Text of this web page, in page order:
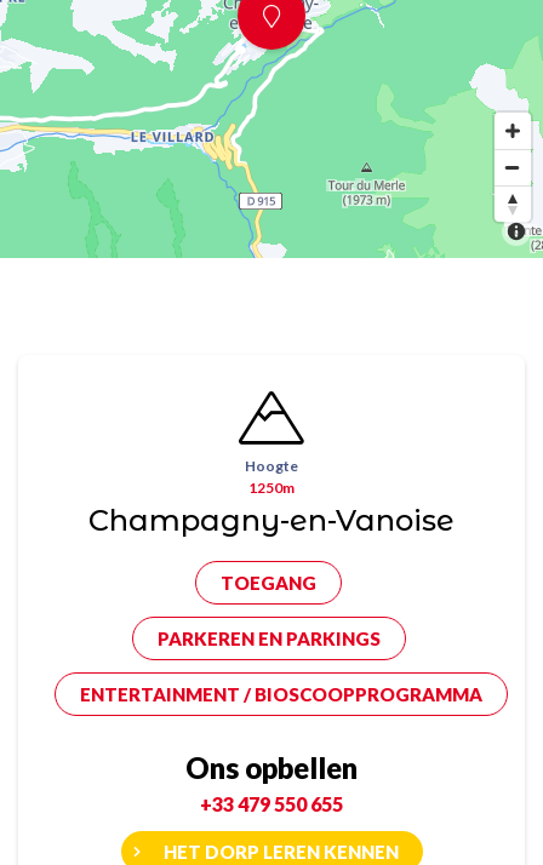
Hoogte
1250m
Champagny-en-Vanoise
TOEGANG
PARKEREN EN PARKINGS
ENTERTAINMENT / BIOSCOOPPROGRAMMA
Ons opbellen
+33 479 550 655
HET DORP LEREN KENNEN